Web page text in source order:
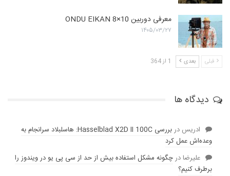
معرفی دوربین ONDU EIKAN 8×10
۱۴۰۵/۰۳/۲۷
قبلی بعدی 1 از 364
دیدگاه ها
ادریس در
بررسی Hasselblad X2D II 100C: هاسلبلاد سرانجام به
وعده‌‌اش عمل کرد
عليرضادرچگونه مشکل استفاده بیش از حد از سی پی یو در ویندوز را
برطرف کنیم؟